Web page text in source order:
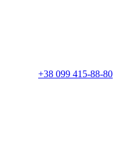
+38 099 415-88-80